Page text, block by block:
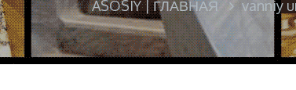
ASOSIY | ГЛАВНАЯ vanniy